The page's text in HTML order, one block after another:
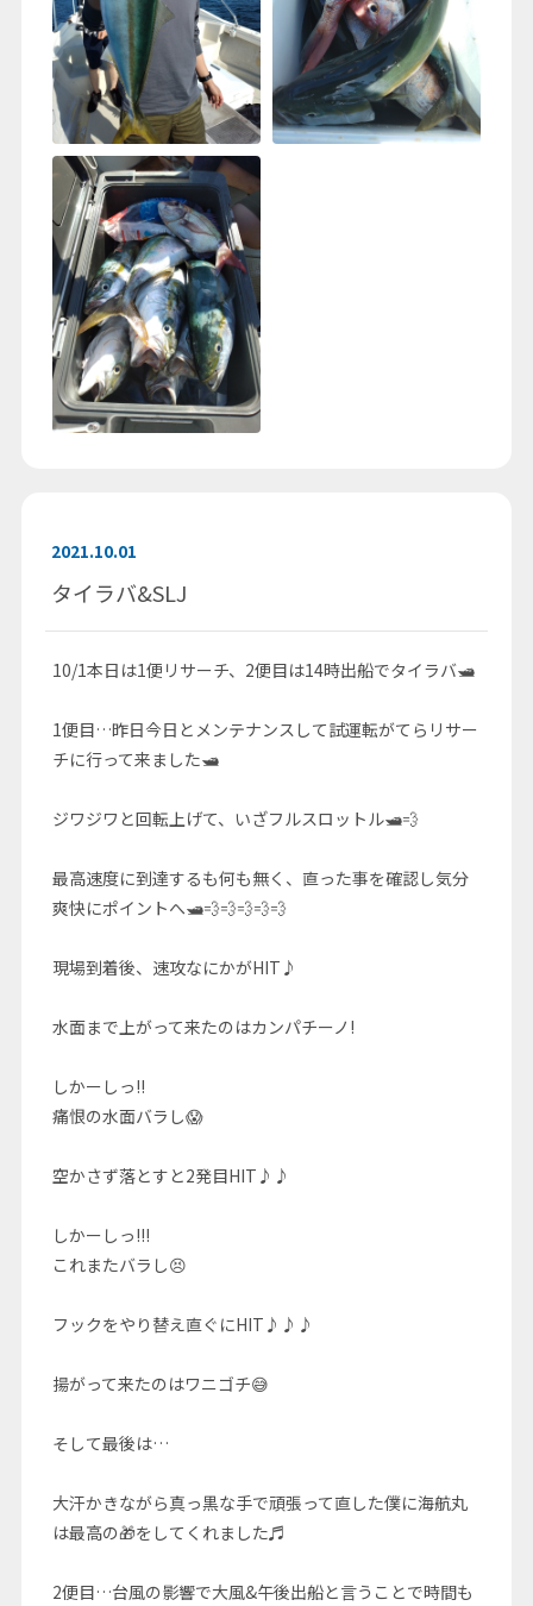
2021.10.01
タイラバ&SLJ
10/1本日は1便リサーチ、2便目は14時出船でタイラバ🛥
1便目…昨日今日とメンテナンスして試運転がてらリサー
チに行って来ました🛥
ジワジワと回転上げて、いざフルスロットル🛥💨
最高速度に到達するも何も無く、直った事を確認し気分
爽快にポイントへ🛥💨💨💨💨💨
現場到着後、速攻なにかがHIT♪
水面まで上がって来たのはカンパチーノ!
しかーしっ!!
痛恨の水面バラし😱
空かさず落とすと2発目HIT♪♪
しかーしっ!!!
これまたバラし😣
フックをやり替え直ぐにHIT♪♪♪
揚がって来たのはワニゴチ😅
そして最後は…
大汗かきながら真っ黒な手で頑張って直した僕に海航丸
は最高の🎁をしてくれました♬
2便目…台風の影響で大風&午後出船と言うことで時間も